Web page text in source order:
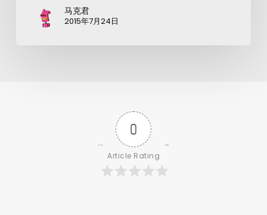
马克君
2015年7月24日
0
Article Rating